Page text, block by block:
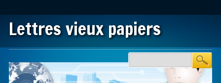
Lettres vieux papiers
Main menu